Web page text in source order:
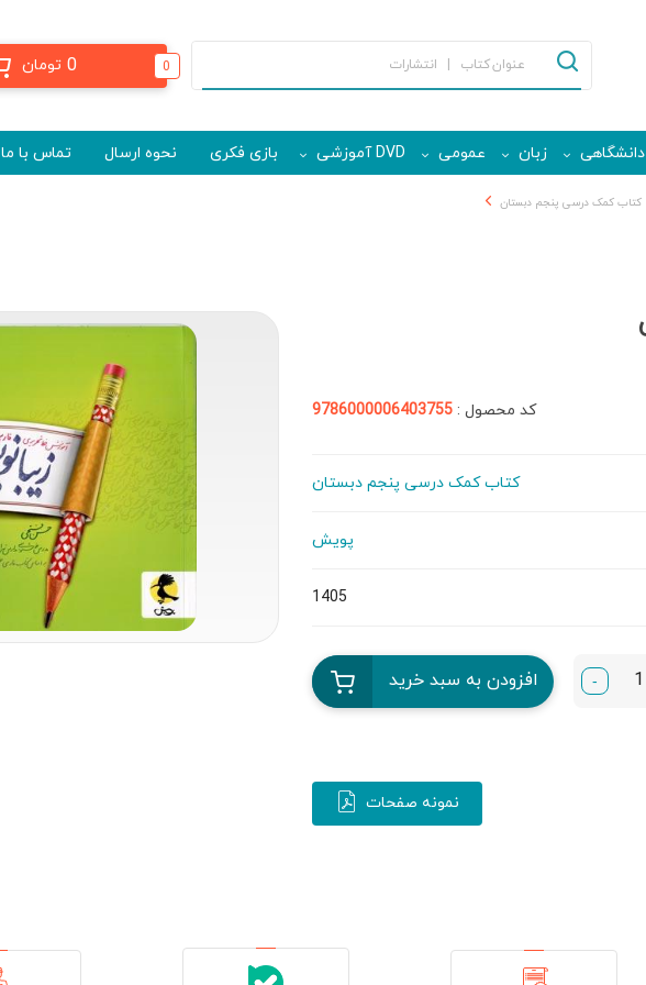
0
0 تومان
دانشگاهی زبان عمومی DVD آموزشی بازی فکری نحوه ارسال تماس با ما
کتاب کمک درسی پنجم دبستان
کد محصول : 9786000006403755
کتاب کمک درسی پنجم دبستان
پویش
1405
- افزودن به سبد خرید
نمونه صفحات